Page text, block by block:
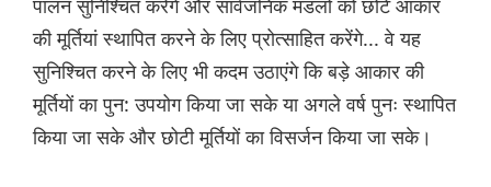
पालन सुनिश्चित करेंगे और सार्वजनिक मंडलों को छोटे आकार
की मूर्तियां स्थापित करने के लिए प्रोत्साहित करेंगे... वे यह
सुनिश्चित करने के लिए भी कदम उठाएंगे कि बड़े आकार की
मूर्तियों का पुन: उपयोग किया जा सके या अगले वर्ष पुनः स्थापित
किया जा सके और छोटी मूर्तियों का विसर्जन किया जा सके।